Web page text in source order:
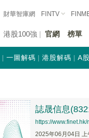
財華智庫網 FINTV
港股100強 官網 榜單
一圖解碼 港股解碼 A
誌晟信息
https://
2025年06月04日 上